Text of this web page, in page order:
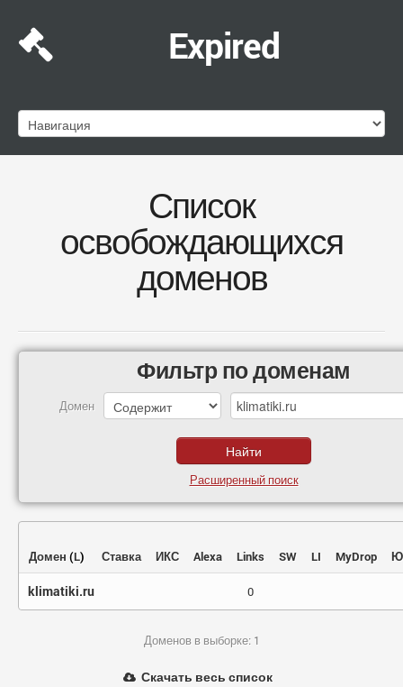
Expired
Список
освобождающихся
доменов
Фильтр по доменам
Домен
Расширенный поиск
Домен (L) Ставка ИКС Alexa Links SW LI MyDrop
klimatiki.ru 0
Доменов в выборке: 1
Скачать весь список